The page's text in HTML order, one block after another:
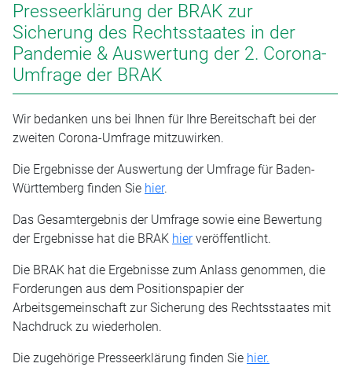
Presseerklärung der BRAK zur
Sicherung des Rechtsstaates in der
Pandemie & Auswertung der 2. Corona-
Umfrage der BRAK
Wir bedanken uns bei Ihnen für Ihre Bereitschaft bei der
zweiten Corona-Umfrage mitzuwirken.
Die Ergebnisse der Auswertung der Umfrage für Baden-
Württemberg finden Sie hier.
Das Gesamtergebnis der Umfrage sowie eine Bewertung
der Ergebnisse hat die BRAK hierveröffentlicht.
Die BRAK hat die Ergebnisse zum Anlass genommen, die
Forderungen aus dem Positionspapier der
Arbeitsgemeinschaft zur Sicherung des Rechtsstaates mit
Nachdruck zu wiederholen.
Die zugehörige Presseerklärung finden Sie hier.